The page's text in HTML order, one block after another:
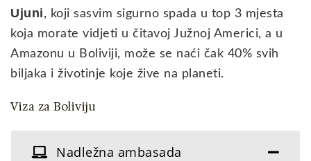
Ujuni, koji sasvim sigurno spada u top 3 mjesta
koja morate vidjeti u čitavoj Južnoj Americi, a u
Amazonu u Boliviji, može se naći čak 40% svih
biljaka i životinje koje žive na planeti.
Viza za Boliviju
Nadležna ambasada